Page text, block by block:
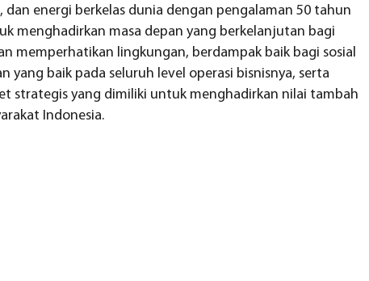
energi berkelas dunia dengan pengalaman 50 tahun
menghadirkan masa depan yang berkelanjutan bagi
memperhatikan lingkungan, berdampak baik bagi sosial
baik pada seluruh level operasi bisnisnya, serta
strategis yang dimiliki untuk menghadirkan nilai tambah
Indonesia.